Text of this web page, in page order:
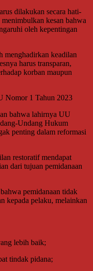
dilakukan secara hati-
kesan bahwa
oleh kepentingan
menghadirkan keadilan
harus transparan,
korban maupun
Nomor 1 Tahun 2023
bahwa lahirnya UU
Undang Hukum
penting dalam reformasi
restoratif mendapat
dari tujuan pemidanaan
pemidanaan tidak
kepada pelaku, melainkan
lebih baik;
tindak pidana;